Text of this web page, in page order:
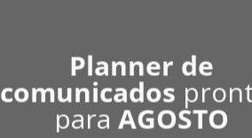
Planner de
comunicados
paraAGOSTO